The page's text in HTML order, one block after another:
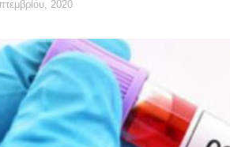
2020